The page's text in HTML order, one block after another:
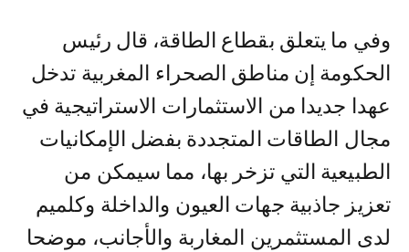
وفي ما يتعلق بقطاع الطاقة، قال رئيس
الحكومة إن مناطق الصحراء المغربية تدخل
عهدا جديدا من الاستثمارات الاستراتيجية في
مجال الطاقات المتجددة بفضل الإمكانيات
الطبيعية التي تزخر بها، مما سيمكن من
تعزيز جاذبية جهات العيون والداخلة وكلميم
لدى المستثمرين المغاربة والأجانب، موضحا